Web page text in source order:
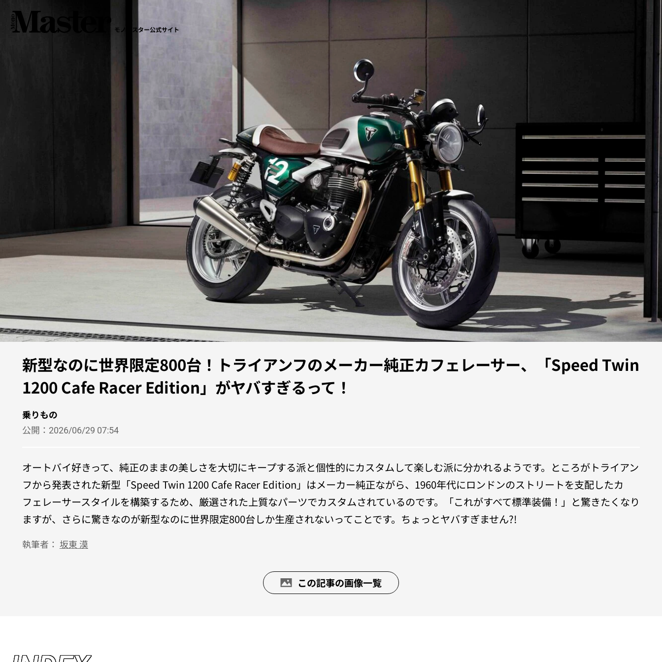
モノマスター公式サイト
新型なのに世界限定800台！トライアンフのメーカー純正カフェレーサー、「Speed Twin
1200 Cafe Racer Edition」がヤバすぎるって！
乗りもの
公開： 2026/06/29 07:54
オートバイ好きって、純正のままの美しさを大切にキープする派と個性的にカスタムして楽しむ派に分かれるようです。ところがトライアン
フから発表された新型「Speed Twin 1200 Cafe Racer Edition」はメーカー純正ながら、1960年代にロンドンのストリートを支配したカ
フェレーサースタイルを構築するため、厳選された上質なパーツでカスタムされているのです。「これがすべて標準装備！」と驚きたくなり
ますが、さらに驚きなのが新型なのに世界限定800台しか生産されないってことです。ちょっとヤバすぎません?!
執筆者： 坂東 漠
この記事の画像一覧